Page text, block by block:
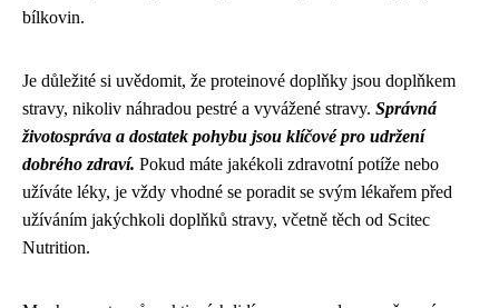
bílkovin.
Je důležité si uvědomit, že proteinové doplňky jsou doplňkem
stravy, nikoliv náhradou pestré a vyvážené stravy. Správná
životospráva a dostatek pohybu jsou klíčové pro udržení
dobrého zdraví. Pokud máte jakékoli zdravotní potíže nebo
užíváte léky, je vždy vhodné se poradit se svým lékařem před
užíváním jakýchkoli doplňků stravy, včetně těch od Scitec
Nutrition.